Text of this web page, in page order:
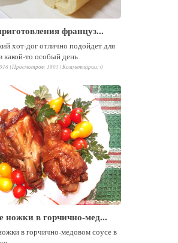
француз...
хот-дог отлично подойдет для
какой-то особый день
| Просмотров: 1803 | Комментарии: 0
ножки в горчично-мед...
в горчично-медовом соусе в